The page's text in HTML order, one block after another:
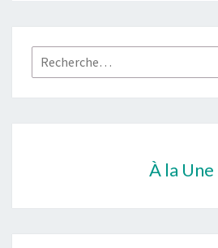
Rechercher :
À la Une